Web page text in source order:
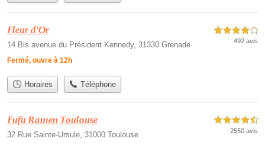
Fleur d'Or
14 Bis avenue du Président Kennedy, 31330 Grenade
Fermé, ouvre à 12h
4,0 étoiles sur 5
492 avis
Horaires Téléphone
Fufu Ramen Toulouse
32 Rue Sainte-Ursule, 31000 Toulouse
4,5 étoiles sur 5
2550 avis